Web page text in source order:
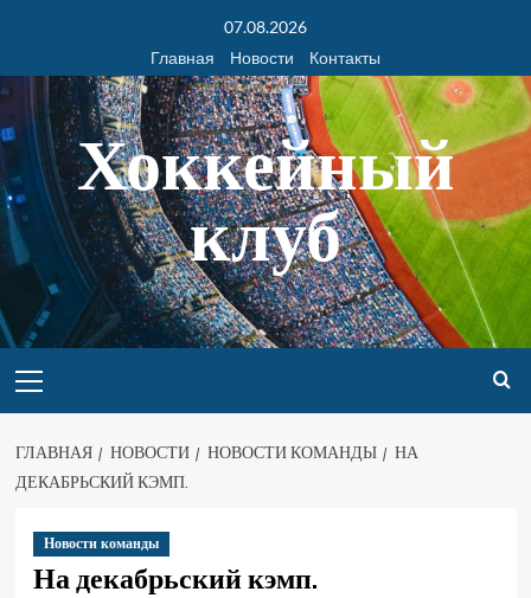
07.08.2026
Главная
Новости Контакты
Хоккейный
клуб
ГЛАВНАЯ НОВОСТИ НОВОСТИ КОМАНДЫ
НА
ДЕКАБРЬСКИЙ КЭМП.
Новости команды
На декабрьский кэмп.